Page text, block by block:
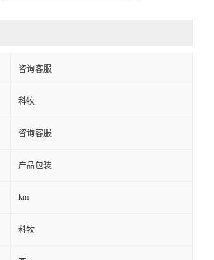
咨询客服
科牧
咨询客服
产品包装
km
科牧